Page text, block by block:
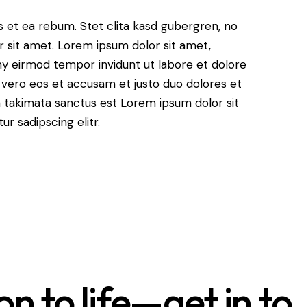
ea rebum. Stet clita kasd gubergren, no
sit amet. Lorem ipsum dolor sit amet,
eirmod tempor invidunt ut labore et dolore
eos et accusam et justo duo dolores et
sanctus est Lorem ipsum dolor sit
sadipscing elitr.